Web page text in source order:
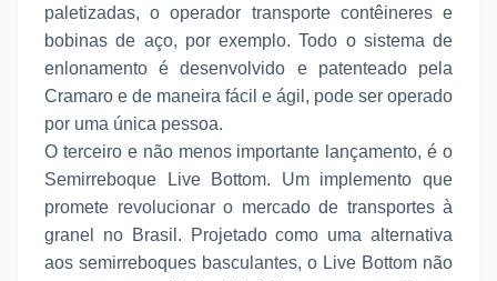
paletizadas, o operador transporte contêineres e
bobinas de aço, por exemplo. Todo o sistema de
enlonamento é desenvolvido e patenteado pela
Cramaro e de maneira fácil e ágil, pode ser operado
por uma única pessoa.
O terceiro e não menos importante lançamento, é o
Semirreboque Live Bottom. Um implemento que
promete revolucionar o mercado de transportes à
granel no Brasil. Projetado como uma alternativa
aos semirreboques basculantes, o Live Bottom não